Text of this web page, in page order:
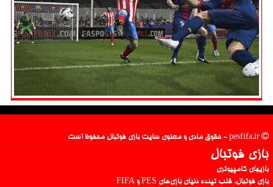
بازی فوتبال
بازیهای کامپیوتری
بازی فوتبال، قلب تپنده دنیای بازی‌های PES و FIFA